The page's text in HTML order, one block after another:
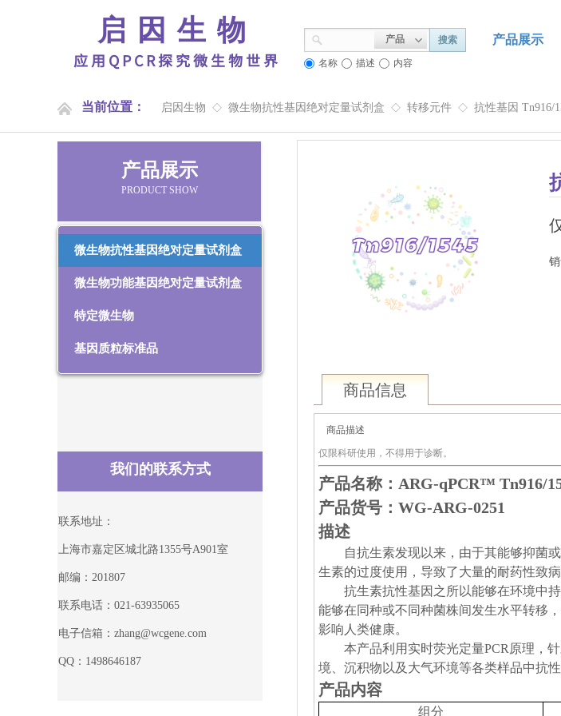
应用QPCR探究微生物世界
启因生物 产品展示
产品 搜索
名称 描述 内容
当前位置： 启因生物 ◇ 微生物抗性基因绝对定量试剂盒 ◇ 转移元件 ◇ 抗性基因 Tn916/
商品信息
商品描述
仅限科研使用，不得用于诊断。
产品名称： ARG-qPCR™ Tn916/
产品货号：WG-ARG-0251
描述
自抗生素发现以来，由于其能够抑菌
生素的过度使用，导致了大量的耐药性致
抗生素抗性基因之所以能够在环境中
能够在同种或不同种菌株间发生水平转移
影响人类健康。
本产品利用实时荧光定量PCR原理，
境、沉积物以及大气环境等各类样品中抗性
产品内容
组分
联系地址：
上海市嘉定区城北路1355号A901室
邮编：201807
联系电话：021-63935065
电子信箱：zhang@wcgene.com
QQ：1498646187
微生物抗性基因绝对定量试剂盒
微生物功能基因绝对定量试剂盒
特定微生物
基因质粒标准品
我们的联系方式
产品展示
PRODUCT SHOW